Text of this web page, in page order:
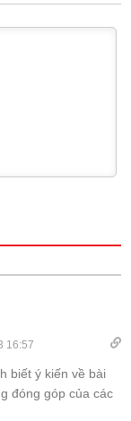
16:57
biết ý kiến về bài
đóng góp của các